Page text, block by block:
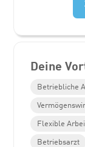
Deine
Betriebliche
Flexible
Betriebsarzt